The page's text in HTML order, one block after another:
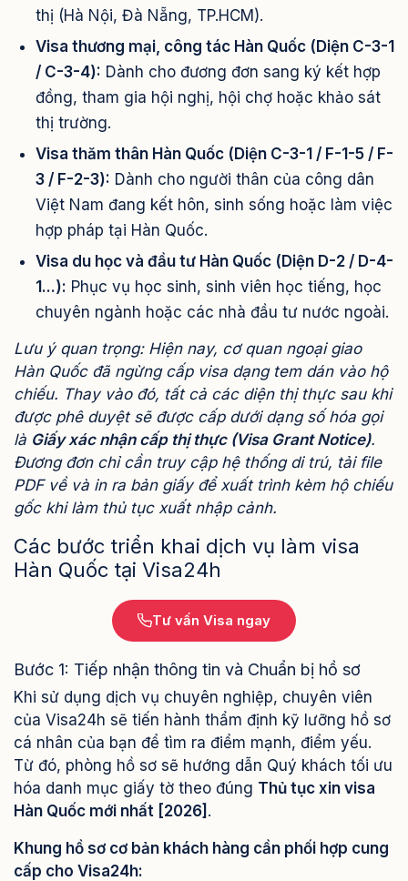
thị (Hà Nội, Đà Nẵng, TP.HCM).
Visa thương mại, công tác Hàn Quốc (Diện C-3-1
/ C-3-4): Dành cho đương đơn sang ký kết hợp
đồng, tham gia hội nghị, hội chợ hoặc khảo sát
thị trường.
Visa thăm thân Hàn Quốc (Diện C-3-1 / F-1-5 / F-
3 / F-2-3): Dành cho người thân của công dân
Việt Nam đang kết hôn, sinh sống hoặc làm việc
hợp pháp tại Hàn Quốc.
Visa du học và đầu tư Hàn Quốc (Diện D-2 / D-4-
1...): Phục vụ học sinh, sinh viên học tiếng, học
chuyên ngành hoặc các nhà đầu tư nước ngoài.
Lưu ý quan trọng: Hiện nay, cơ quan ngoại giao
Hàn Quốc đã ngừng cấp visa dạng tem dán vào hộ
chiếu. Thay vào đó, tất cả các diện thị thực sau khi
được phê duyệt sẽ được cấp dưới dạng số hóa gọi
là Giấy xác nhận cấp thị thực (Visa Grant Notice).
Đương đơn chỉ cần truy cập hệ thống di trú, tải file
PDF về và in ra bản giấy để xuất trình kèm hộ chiếu
gốc khi làm thủ tục xuất nhập cảnh.
Các bước triển khai dịch vụ làm visa
Hàn Quốc tại Visa24h
Tư vấn Visa ngay
Bước 1: Tiếp nhận thông tin và Chuẩn bị hồ sơ
Khi sử dụng dịch vụ chuyên nghiệp, chuyên viên
của Visa24h sẽ tiến hành thẩm định kỹ lưỡng hồ sơ
cá nhân của bạn để tìm ra điểm mạnh, điểm yếu.
Từ đó, phòng hồ sơ sẽ hướng dẫn Quý khách tối ưu
hóa danh mục giấy tờ theo đúng Thủ tục xin visa
Hàn Quốc mới nhất [2026] .
Khung hồ sơ cơ bản khách hàng cần phối hợp cung
cấp cho Visa24h: